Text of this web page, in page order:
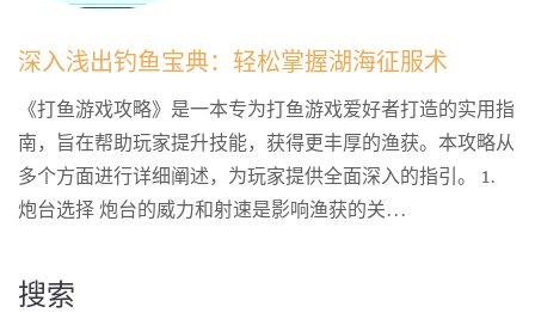
深入浅出钓鱼宝典：轻松掌握湖海征服术
《打鱼游戏攻略》是一本专为打鱼游戏爱好者打造的实用指
南，旨在帮助玩家提升技能，获得更丰厚的渔获。本攻略从
多个方面进行详细阐述，为玩家提供全面深入的指引。 1.
炮台选择 炮台的威力和射速是影响渔获的关...
搜索